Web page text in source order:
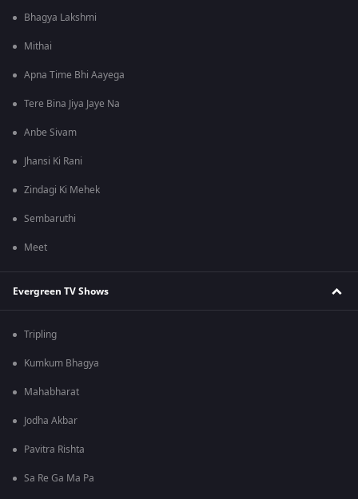
Bhagya Lakshmi
Mithai
Apna Time Bhi Aayega
Tere Bina Jiya Jaye Na
Anbe Sivam
Jhansi Ki Rani
Zindagi Ki Mehek
Sembaruthi
Meet
Evergreen TV Shows
Tripling
Kumkum Bhagya
Mahabharat
Jodha Akbar
Pavitra Rishta
Sa Re Ga Ma Pa